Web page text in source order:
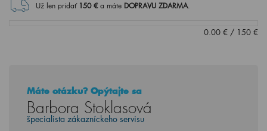
Už len pridať 150€ a máte DOPRAVU ZDARMA.
0.00 € / 150 €
Máte otázku? Opýtajte sa
Barbora Stoklasová
špecialista zákazníckeho servisu